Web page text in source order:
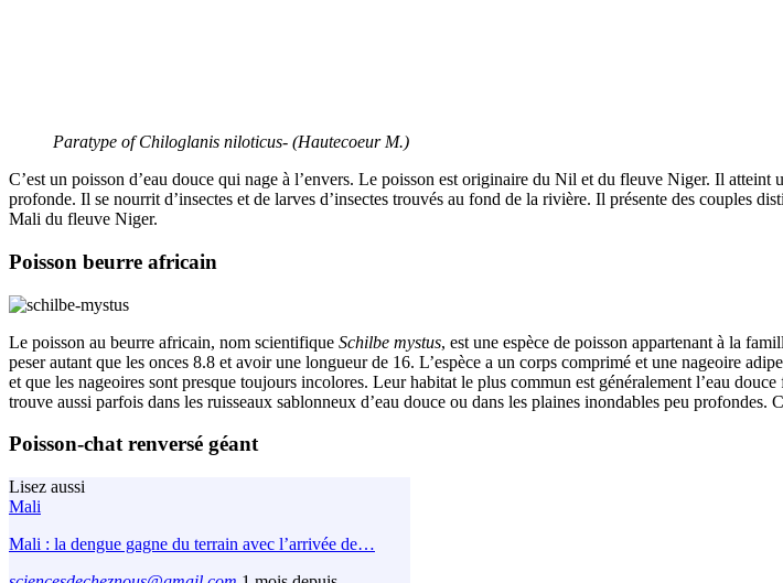
Paratype of Chiloglanis niloticus- (Hautecoeur M.)
C’est un poisson d’eau douce qui nage à l’envers. Le poisson est originaire du Nil et du fleuve Niger. Il
profonde. Il se nourrit d’insectes et de larves d’insectes trouvés au fond de la rivière. Il présente des couples
Mali du fleuve Niger.
Poisson beurre africain
Le poisson au beurre africain, nom scientifique Schilbe mystus, est une espèce de poisson appartenant à la
peser autant que les onces 8.8 et avoir une longueur de 16. L’espèce a un corps comprimé et une nageoire
et que les nageoires sont presque toujours incolores. Leur habitat le plus commun est généralement l’eau
trouve aussi parfois dans les ruisseaux sablonneux d’eau douce ou dans les plaines inondables peu profondes.
Poisson-chat renversé géant
Lisez aussi
Mali
Mali : la dengue gagne du terrain avec l’arrivée de…